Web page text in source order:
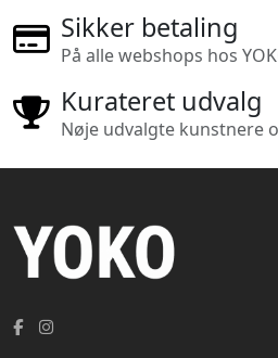
Sikker betaling
På alle webshops hos
Kurateret udvalg
Nøje udvalgte kunstnere